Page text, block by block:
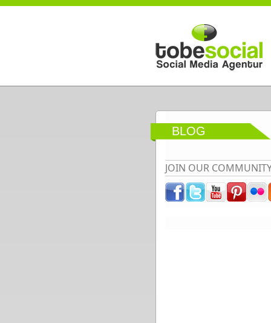
Direkt zum Inhalt
BLOG
JOIN OUR